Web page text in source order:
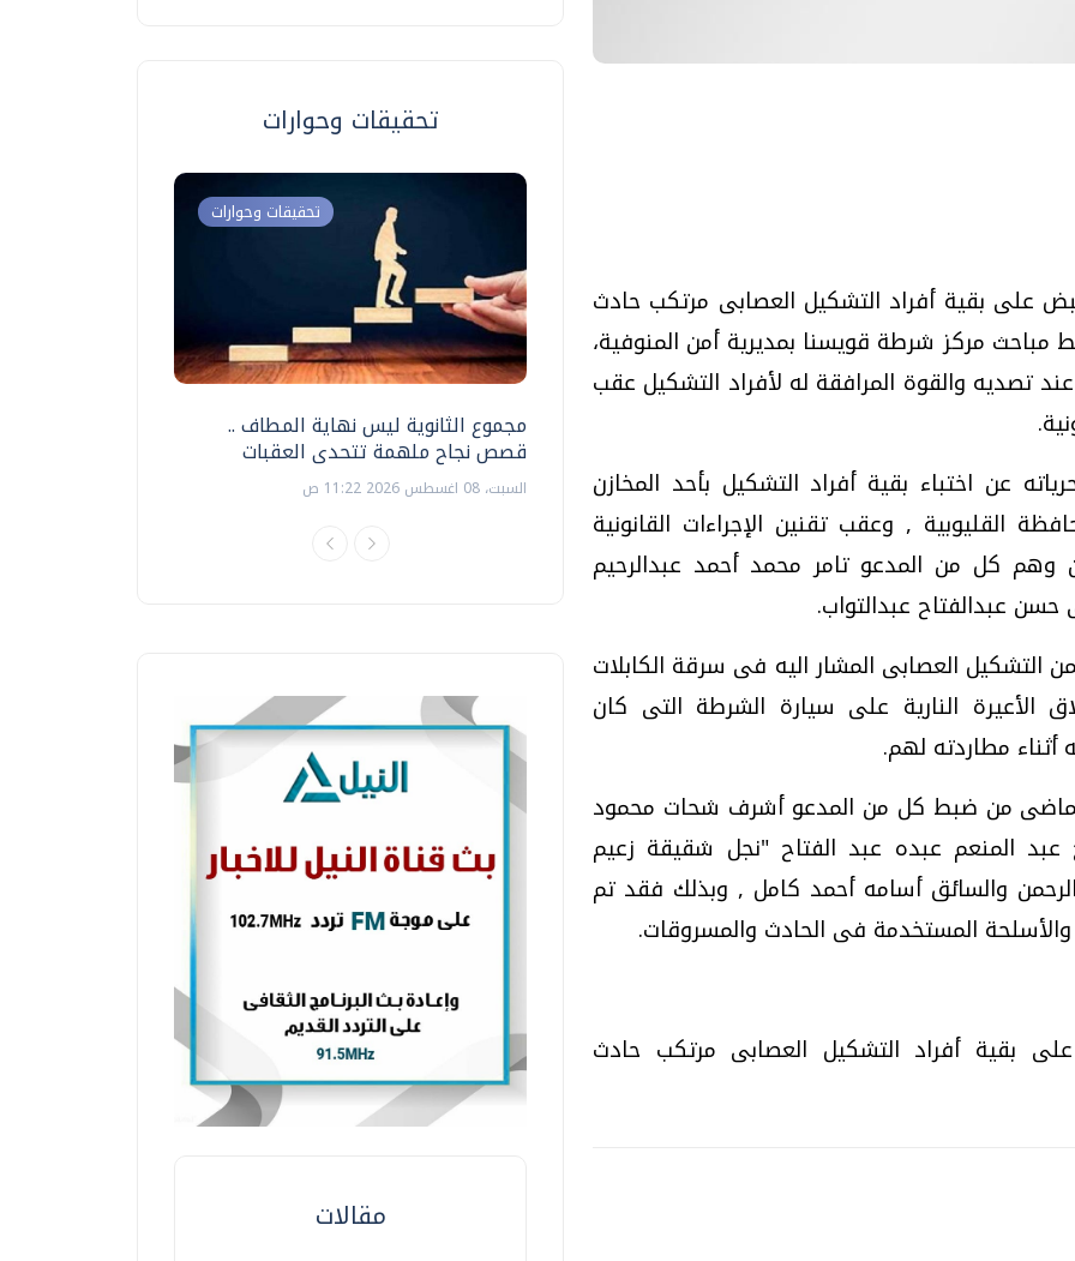
على بقية أفراد التشكيل العصابى مرتكب حادث
مركز شرطة قويسنا بمديرية أمن المنوفية،
تصديه والقوة المرافقة له لأفراد التشكيل عقب
عن اختباء بقية أفراد التشكيل بأحد المخازن
القليوبية , وعقب تقنين الإجراءات القانونية
وهم كل من المدعو تامر محمد أحمد عبدالرحيم
عبدالفتاح عبدالتواب.
التشكيل العصابى المشار اليه فى سرقة الكابلات
الأعيرة النارية على سيارة الشرطة التى كان
أثناء مطاردته لهم.
من ضبط كل من المدعو أشرف شحات محمود
عبد المنعم عبده عبد الفتاح "نجل شقيقة زعيم
والسائق أسامه أحمد كامل , وبذلك فقد تم
المستخدمة فى الحادث والمسروقات.
بقية أفراد التشكيل العصابى مرتكب حادث
تحقيقات وحوارات
تحقيقات وحوارات
مجموع الثانوية ليس نهاية المطاف ..
قصص نجاح ملهمة تتحدى العقبات
السبت، 08 اغسطس 2026 11:22 ص الثلاثاء، 04 اغسطس 2026 04:04 م
.. تساؤلات
مقالات